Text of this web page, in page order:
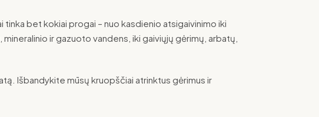
tinka bet kokiai progai – nuo kasdienio atsigaivinimo iki
ir gazuoto vandens, iki gaiviųjų gėrimų, arbatų,
Išbandykite mūsų kruopščiai atrinktus gėrimus ir